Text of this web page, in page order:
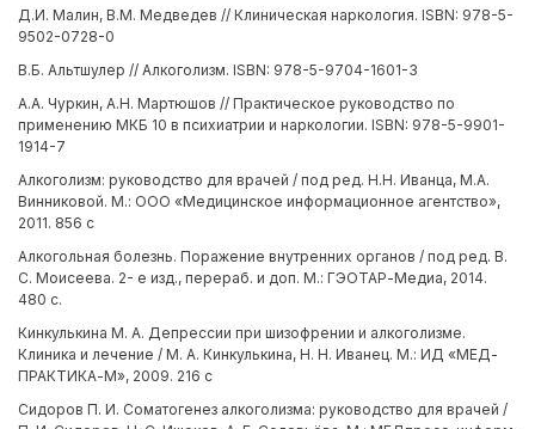
Д.И. Малин, В.М. Медведев // Клиническая наркология. ISBN: 978-5-
9502-0728-0
В.Б. Альтшулер // Алкоголизм. ISBN: 978-5-9704-1601-3
А.А. Чуркин, А.Н. Мартюшов // Практическое руководство по
применению МКБ 10 в психиатрии и наркологии. ISBN: 978-5-9901-
1914-7
Алкоголизм: руководство для врачей / под ред. Н.Н. Иванца, М.А.
Винниковой. М.: ООО «Медицинское информационное агентство»,
2011. 856 с
Алкогольная болезнь. Поражение внутренних органов / под ред. В.
С. Моисеева. 2- е изд., перераб. и доп. М.: ГЭОТАР-Медиа, 2014.
480 с.
Кинкулькина М. А. Депрессии при шизофрении и алкоголизме.
Клиника и лечение / М. А. Кинкулькина, Н. Н. Иванец. М.: ИД «МЕД-
ПРАКТИКА-М», 2009. 216 с
Сидоров П. И. Соматогенез алкоголизма: руководство для врачей /